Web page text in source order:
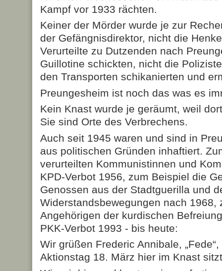
Kampf vor 1933 rächten.
Keiner der Mörder wurde je zur
der Gefängnisdirektor, nicht die
Verurteilte zu Dutzenden nach
Guillotine schickten, nicht die
den Transporten schikanierten und
Preungesheim ist noch das was es
Kein Knast wurde je geräumt, weil
Sie sind Orte des Verbrechens.
Auch seit 1945 waren und sind in
aus politischen Gründen inhaftiert.
verurteilten Kommunistinnen und
KPD-Verbot 1956, zum Beispiel die
Genossen aus der Stadtguerilla und
Widerstandsbewegungen nach 1968,
Angehörigen der kurdischen
PKK-Verbot 1993 - bis heute:
Wir grüßen Frederic Annibale,
Aktionstag 18. März hier im Knast